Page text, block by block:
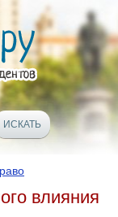
влияния